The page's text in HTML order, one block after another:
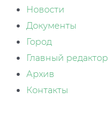
Новости
Документы
Город
Главный редактор
Архив
Контакты